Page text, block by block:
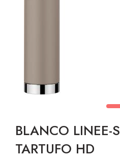
BLANCO LINEE-S
TARTUFO HD